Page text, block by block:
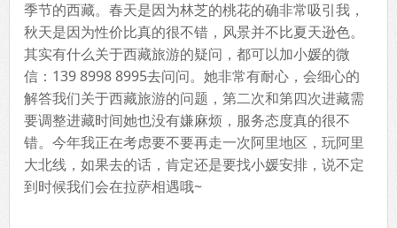
季节的西藏。春天是因为林芝的桃花的确非常吸引我，
秋天是因为性价比真的很不错，风景并不比夏天逊色。
其实有什么关于西藏旅游的疑问，都可以加小媛的微
信：139 8998 8995去问问。她非常有耐心，会细心的
解答我们关于西藏旅游的问题，第二次和第四次进藏需
要调整进藏时间她也没有嫌麻烦，服务态度真的很不
错。今年我正在考虑要不要再走一次阿里地区，玩阿里
大北线，如果去的话，肯定还是要找小媛安排，说不定
到时候我们会在拉萨相遇哦~